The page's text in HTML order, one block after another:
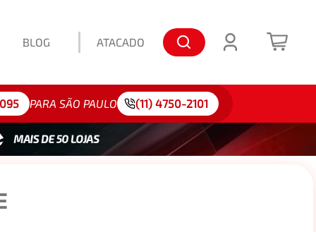
BLOG ATACADO
175/65R15
PARA SÃO PAULO (11) 4750-2101